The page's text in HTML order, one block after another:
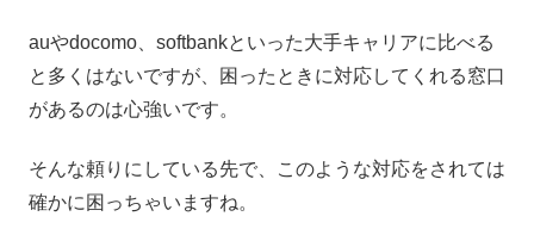
auやdocomo、softbankといった大手キャリアに比べる
と多くはないですが、困ったときに対応してくれる窓口
があるのは心強いです。
そんな頼りにしている先で、このような対応をされては
確かに困っちゃいますね。